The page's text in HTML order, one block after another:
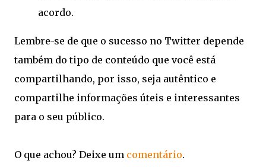
acordo.
Lembre-se de que o sucesso no Twitter depende
também do tipo de conteúdo que você está
compartilhando, por isso, seja autêntico e
compartilhe informações úteis e interessantes
para o seu público.
O que achou? Deixe um comentário.